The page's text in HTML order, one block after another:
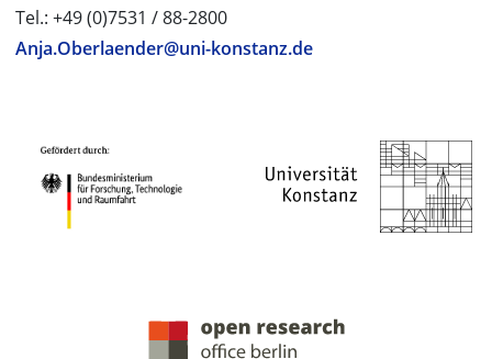
Tel.: +49 (0)7531 / 88-2800
Anja.Oberlaender@uni-konstanz.de